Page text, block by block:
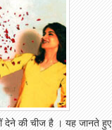
की चीज है । यह जानते हुए